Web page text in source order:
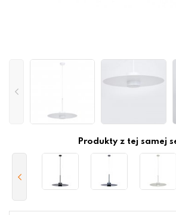
Produkty z tej samej